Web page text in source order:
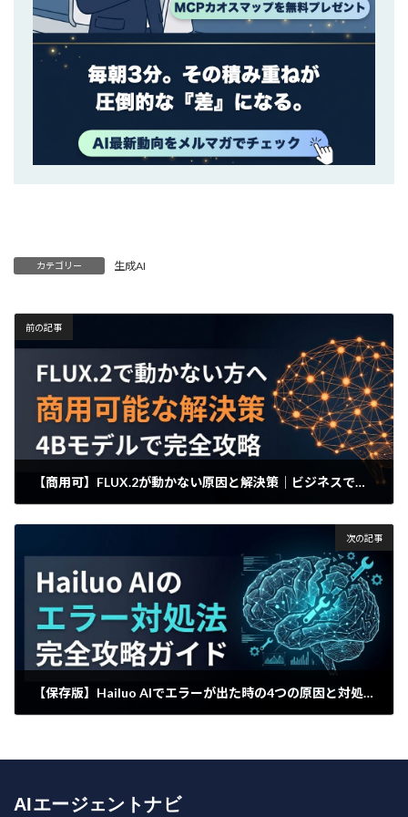
カテゴリー 生成AI
前の記事
【商用可】FLUX.2が動かない原因と解決策｜ビジネスで安全に運用するためのスペック選定術
次の記事
【保存版】Hailuo AIでエラーが出た時の4つの原因と対処法｜クレジット返還の仕組み
AIエージェントナビ